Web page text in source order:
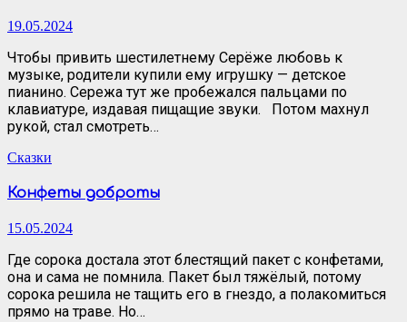
19.05.2024
Чтобы привить шестилетнему Серёже любовь к
музыке, родители купили ему игрушку — детское
пианино. Сережа тут же пробежался пальцами по
клавиатуре, издавая пищащие звуки. Потом махнул
рукой, стал смотреть…
Сказки
Конфеты доброты
15.05.2024
Где сорока достала этот блестящий пакет с конфетами,
она и сама не помнила. Пакет был тяжёлый, потому
сорока решила не тащить его в гнездо, а полакомиться
прямо на траве. Но…